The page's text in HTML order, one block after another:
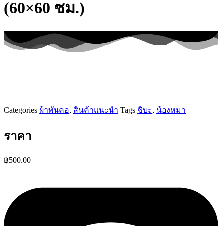
(60×60 ซม.)
Categories ผ้าพันคอ, สินค้าแนะนำ Tags ชิบะ, น้องหมา
ราคา
฿500.00